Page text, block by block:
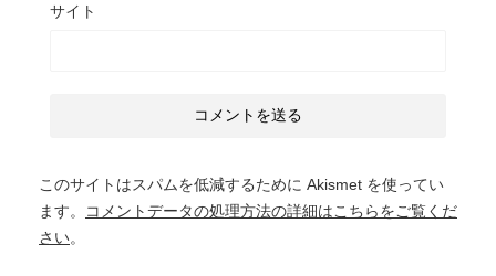
サイト
このサイトはスパムを低減するために Akismet を使ってい
ます。
コメントデータの処理方法の詳細はこちらをご覧くだ
さい。